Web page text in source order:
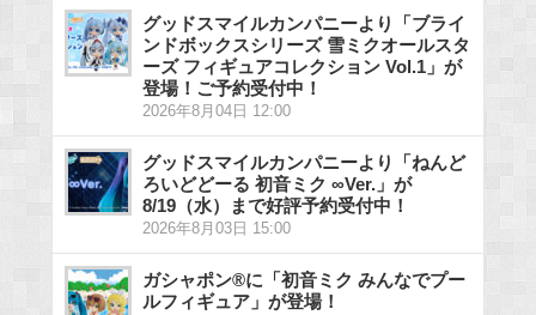
グッドスマイルカンパニーより「ブライ
ンドボックスシリーズ 雪ミクオールスタ
ーズ フィギュアコレクション Vol.1」が
登場！ご予約受付中！
2026年8月04日 12:00
グッドスマイルカンパニーより「ねんど
ろいどどーる 初音ミク ∞Ver.」が
8/19（水）まで好評予約受付中！
2026年8月03日 15:00
ガシャポン®に「初音ミク みんなでプー
ルフィギュア」が登場！